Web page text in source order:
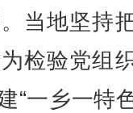
当地坚持
检验党组
“一乡一特